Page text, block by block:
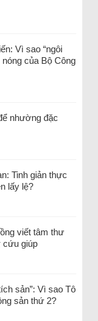
Vì sao “ngôi
của Bộ Công
nhường đặc
Tinh giản thực
lấy lệ?
viết tâm thư
cứu giúp
sản”: Vì sao Tô
sản thứ 2?